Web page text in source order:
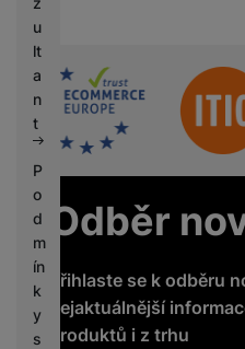
u
lt
a
n
t
P
o
d
m
ín
k
y
s
Sdružení
Odběr
Přihlaste se k odběru
nejaktuálnější
produktů i z trhu